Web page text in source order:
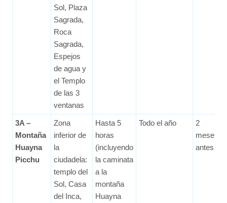
Sol, Plaza
Sagrada,
Roca
Sagrada,
Espejos
de agua y
el Templo
de las 3
ventanas
3A –
Montaña
Huayna
Picchu
Zona
inferior de
la
ciudadela:
templo del
Sol, Casa
del Inca,
Hasta 5
horas
(incluyendo
la caminata
a la
montaña
Huayna
Todo el año
2
meses
antes